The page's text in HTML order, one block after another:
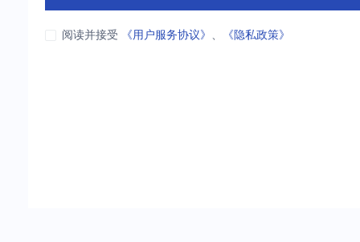
阅读并接受 《用户服务协议》 、 《隐私政策》